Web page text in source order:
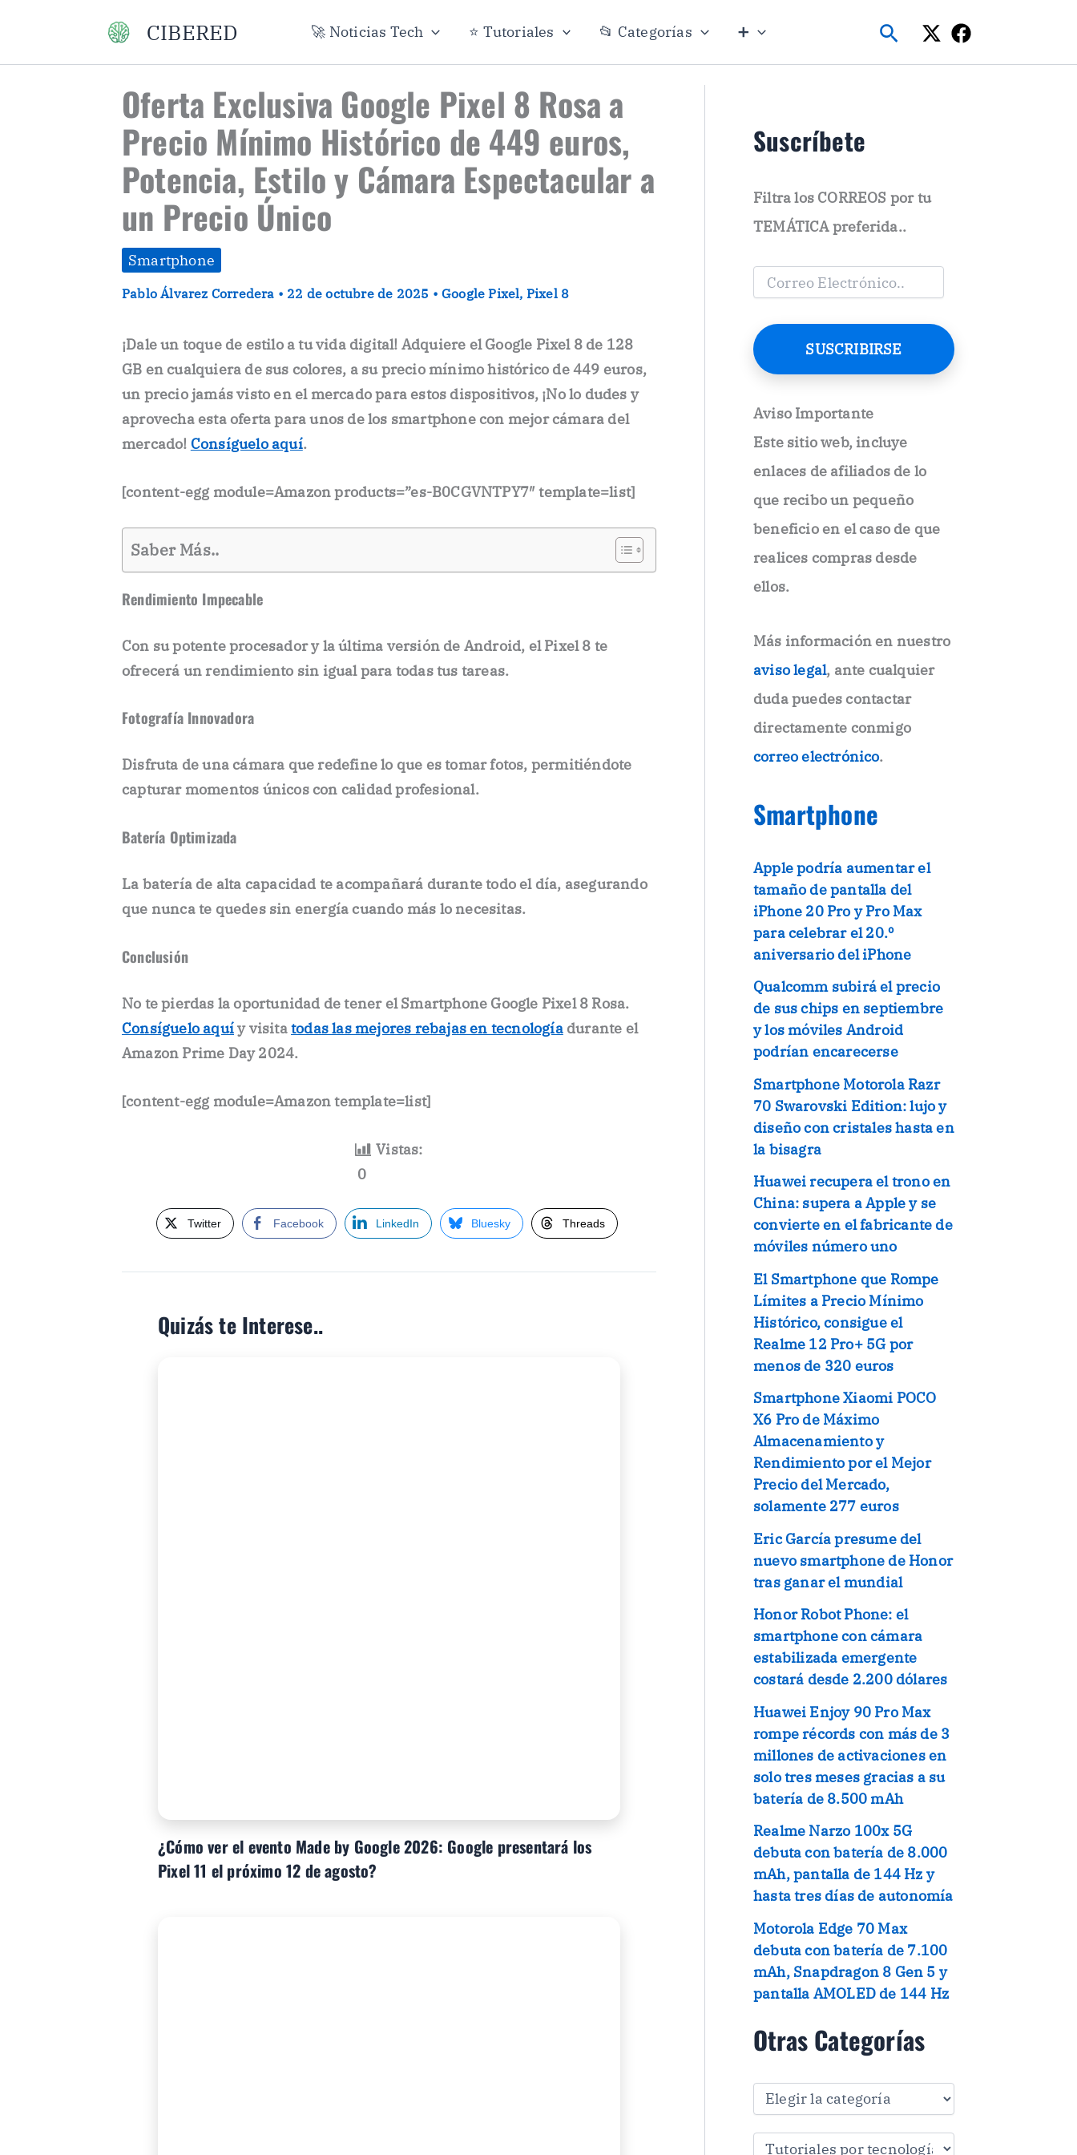
contenido
CIBERED 🚀 Noticias Tech ⭐ Tutoriales 📂 Categorías ➕ Buscar
Oferta Exclusiva Google Pixel 8 Rosa a
Precio Mínimo Histórico de 449 euros,
Potencia, Estilo y Cámara Espectacular a
un Precio Único
Smartphone
Pablo Álvarez Corredera • 22 de octubre de 2025 •Google Pixel, Pixel 8
¡Dale un toque de estilo a tu vida digital! Adquiere el Google Pixel 8 de 128
GB en cualquiera de sus colores, a suprecio mínimo histórico de 449 euros,
un precio jamás visto en el mercado para estos dispositivos, ¡No lo dudes y
aprovecha esta oferta para unos de los smartphone con mejor cámara del
mercado! Consíguelo aquí.
[content-egg module=Amazon products=”es-B0CGVNTPY7″ template=list]
Saber Más..
Rendimiento Impecable
Con su potente procesador y la última versión de Android, el Pixel 8 te
ofrecerá un rendimiento sin igual para todas tus tareas.
Fotografía Innovadora
Disfruta de una cámara que redefine lo que es tomar fotos, permitiéndote
capturar momentos únicos con calidad profesional.
Batería Optimizada
La batería de alta capacidad te acompañará durante todo el día, asegurando
que nunca te quedes sin energía cuando más lo necesitas.
Conclusión
No te pierdas la oportunidad de tener elSmartphone Google Pixel 8 Rosa.
Consíguelo aquíy visitatodas las mejores rebajas en tecnologíadurante el
Amazon Prime Day 2024.
[content-egg module=Amazon template=list]
Vistas:
0
Twitter Facebook LinkedIn Bluesky Threads
Quizás te Interese..
¿Cómo ver el evento Made by Google 2026: Google presentará los
Pixel 11 el próximo 12 de agosto?
Suscríbete
Filtra los CORREOS por tu
TEMÁTICA preferida..
C
e
o
E
c
t
r
ó
i
o
.
SUSCRIBIRSE
Aviso Importante
Este sitio web, incluye
enlaces de afiliados de lo
que recibo un pequeño
beneficio en el caso de que
realices compras desde
ellos.
Más información en nuestro
aviso legal, ante cualquier
duda puedes contactar
directamente conmigo
correo electrónico.
Smartphone
Apple podría aumentar el
tamaño de pantalla del
iPhone 20 Pro y Pro Max
para celebrar el 20.º
aniversario del iPhone
Qualcomm subirá el precio
de sus chips en septiembre
y los móviles Android
podrían encarecerse
Smartphone Motorola Razr
70 Swarovski Edition: lujo y
diseño con cristales hasta en
la bisagra
Huawei recupera el trono en
China: supera a Apple y se
convierte en el fabricante de
móviles número uno
El Smartphone que Rompe
Límites a Precio Mínimo
Histórico, consigue el
Realme 12 Pro+ 5G por
menos de 320 euros
Smartphone Xiaomi POCO
X6 Pro de Máximo
Almacenamiento y
Rendimiento por el Mejor
Precio del Mercado,
solamente 277 euros
Eric García presume del
nuevo smartphone de Honor
tras ganar el mundial
Honor Robot Phone: el
smartphone con cámara
estabilizada emergente
costará desde 2.200 dólares
Huawei Enjoy 90 Pro Max
rompe récords con más de 3
millones de activaciones en
solo tres meses gracias a su
batería de 8.500 mAh
Realme Narzo 100x 5G
debuta con batería de 8.000
mAh, pantalla de 144 Hz y
hasta tres días de autonomía
Motorola Edge 70 Max
debuta con batería de 7.100
mAh, Snapdragon 8 Gen 5 y
pantalla AMOLED de 144 Hz
Otras Categorías
O
a